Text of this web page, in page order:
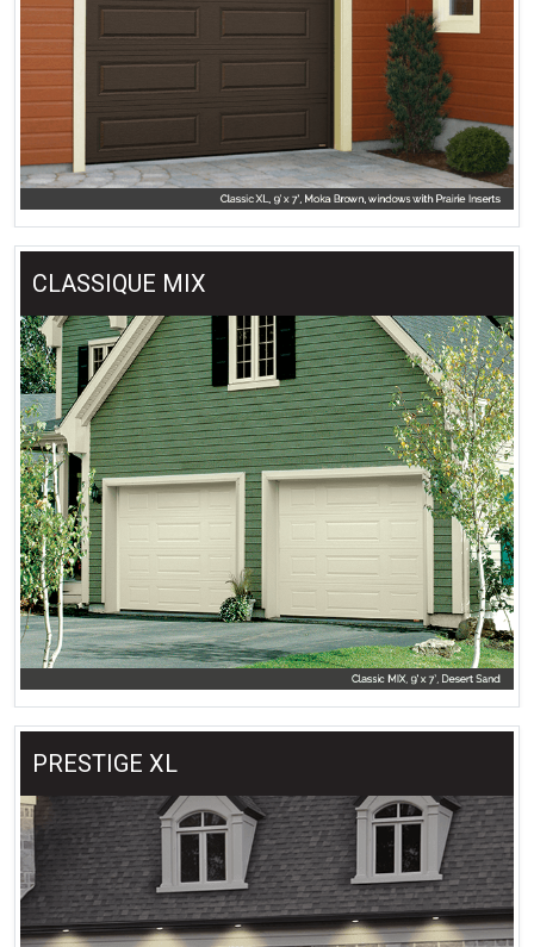
CLASSIQUE MIX
PRESTIGE XL